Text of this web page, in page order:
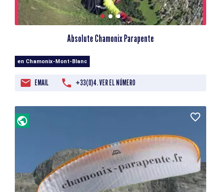
Absolute Chamonix Parapente
en Chamonix-Mont-Blanc
EMAIL +33(0)4. VER EL NÚMERO